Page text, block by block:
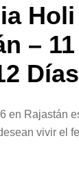
Holi
– 11
Días
en Rajastán
vivir el
Durante